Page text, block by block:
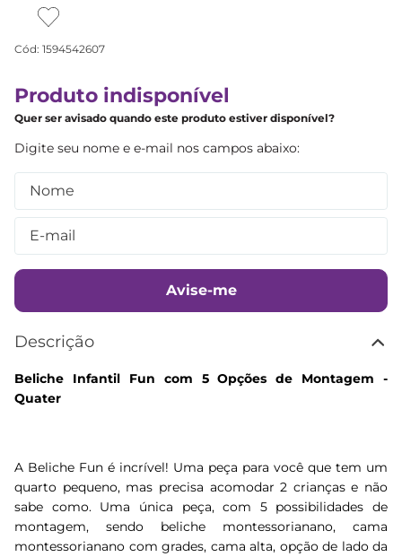
Cód: 1594542607
Produto indisponível
Quer ser avisado quando este produto estiver disponível?
Avise-me
Descrição
Beliche Infantil Fun com 5 Opções de Montagem -
Quater
A Beliche Fun é incrível! Uma peça para você que tem um
quarto pequeno, mas precisa acomodar 2 crianças e não
sabe como. Uma única peça, com 5 possibilidades de
montagem, sendo beliche montessorianano, cama
montessorianano com grades, cama alta, opção de lado da